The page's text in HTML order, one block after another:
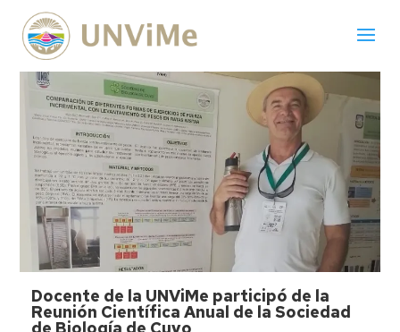
Docente de la UNViMe participó de la
Reunión Científica Anual de la Sociedad